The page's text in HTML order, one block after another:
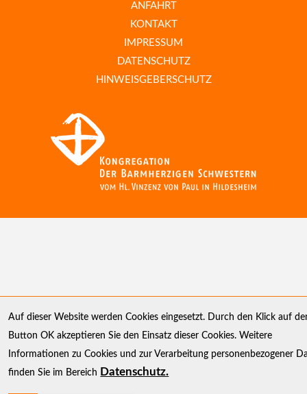
ANFAHRT
KONTAKT
IMPRESSUM
DATENSCHUTZ
HINWEISGEBERSCHUTZ
Auf dieser Website werden Cookies eingesetzt. Durch den Klick auf
Button OK akzeptieren Sie den Einsatz dieser Cookies. Weitere
Informationen zu Cookies und zur Verarbeitung personenbezogener
finden Sie im Bereich Datenschutz.